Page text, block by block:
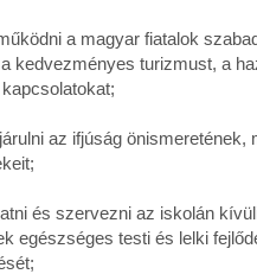
a magyar fiatalok
kedvezményes turizmust, a
az ifjúság önismeretének,
és szervezni az iskolán kívüli
egészséges testi és lelki